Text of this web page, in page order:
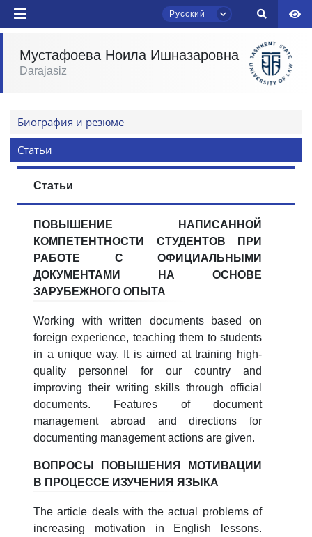
Русский
Мустафоева Ноила Ишназаровна
Darajasiz
Биография и резюме
Статьи
Статьи
ПОВЫШЕНИЕ НАПИСАННОЙ
КОМПЕТЕНТНОСТИ СТУДЕНТОВ ПРИ
РАБОТЕ С ОФИЦИАЛЬНЫМИ
ДОКУМЕНТАМИ НА ОСНОВЕ
ЗАРУБЕЖНОГО ОПЫТА
Working with written documents based on
foreign experience, teaching them to students
in a unique way. It is aimed at training high-
quality personnel for our country and
improving their writing skills through official
documents. Features of document
management abroad and directions for
documenting management actions are given.
ВОПРОСЫ ПОВЫШЕНИЯ МОТИВАЦИИ
В ПРОЦЕССЕ ИЗУЧЕНИЯ ЯЗЫКА
The article deals with the actual problems of
increasing motivation in English lessons.
Чат приёмной комиссии ТГЮУ
Здравствуйте! Добро пожаловать в чат
вопросам приёма.
Выберите тему — затем появятся
конкретные вопросы:
2. Документы (магистр) (4)
3. Собеседование (бакалавр) (8)
4. Собеседование (магистр) (5)
6. Онлайн-заявки (15) 7. Колл-центр (4)
8. Квота (бакалавриат) (1) 9. Квота (магистратура) (1)
✉️ Написать администратору